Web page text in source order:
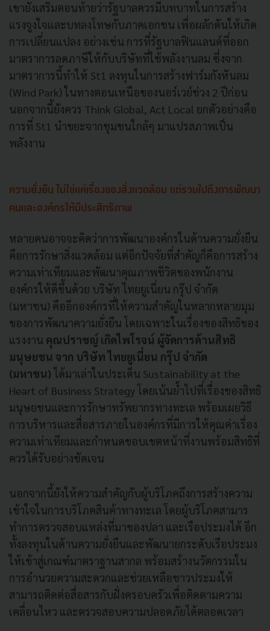
เขายังเสริมตอนท้ายว่ารัฐบาลควรมีบทบาทในการสร้าง
แรงจูงใจและบทลงโทษกับภาคเอกชน เพื่อผลักดันให้เกิด
การเปลี่ยนแปลง อย่างเช่น การที่รัฐบาลฟินแลนด์ที่ออก
มาตราการลดภาษีให้กับบริษัทที่ใช้พลังงานลม ซึ่งจาก
มาตราการนี้ทำให้ St1 ลงทุนในการสร้างฟาร์มกังหันลม
(Wind Park) ในทางตอนเหนือของนอร์เวย์ช่วง 2 ปีก่อน
นอกจากนี้ยังควร Think Global, Act Local ยกตัวอย่างคือ
การที่ St1 นำขยะจากชุมชนใกล้ๆ มาแปรสภาพเป็น
พลังงาน
ความยั่งยืน ไม่ใช่แค่เรื่องของสิ่งแวดล้อม แต่รวมไปถึงการพัฒนา
คนและองค์กรให้มีประสิทธิภาพ
หลายคนอาจจะคิดว่าการพัฒนาองค์กรในด้านความยั่งยืน
คือการรักษาสิ่งแวดล้อม แต่อีกปัจจัยที่สำคัญก็คือการสร้าง
ความเท่าเทียมและพัฒนาคุณภาพชีวิตของพนักงาน
องค์กรให้ดีขึ้นด้วย บริษัท ไทยยูเนี่ยน กรุ๊ป จำกัด
(มหาชน) คืออีกองค์กรที่ให้ความสำคัญในหลากหลายมุม
ของการพัฒนาความยั่งยืน โดยเฉพาะในเรื่องของสิทธิของ
แรงงาน คุณปราชญ์ เกิดไพโรจน์ ผู้จัดการด้านสิทธิ
มนุษยชน จาก บริษัท ไทยยูเนี่ยน กรุ๊ป จำกัด
(มหาชน) ได้มาเล่าในประเด็น Sustainability at the
Heart of Business Strategy โดยเน้นย้ำไปที่เรื่องของสิทธิ
มนุษยชนและการรักษาทรัพยากรทางทะเล พร้อมเผยวิธี
การบริหารและสื่อสารภายในองค์กรที่มีการให้คุณค่าเรื่อง
ความเท่าเทียมและกำหนดขอบเขตหน้าที่งานพร้อมสิทธิที่
ควรได้รับอย่างชัดเจน
นอกจากนี้ยังให้ความสำคัญกับผู้บริโภคถึงการสร้างความ
เข้าใจในการบริโภคสินค้าทางทะเล โดยผู้บริโภคสามาร
ทำการตรวจสอบแหล่งที่มาของปลา และเรือประมงได้ อีก
ทั้งลงทุนในด้านความยั่งยืนและพัฒนายกระดับเรือประมง
ให้เข้าสู่เกณฑ์มาตราฐานสากล พร้อมสร้างนวัตกรรมใน
การอำนวยความสะดวกและช่วยเหลือชาวประมงให้
สามารถติดต่อสื่อสารกับฝั่งครอบครัวเพื่อติดตามความ
เคลื่อนไหว และตรวจสอบความปลอดภัยได้ตลอดเวลา